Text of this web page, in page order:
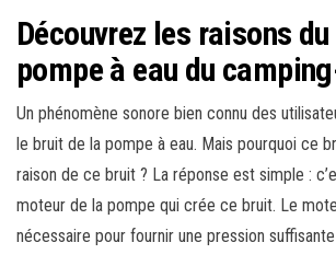
Découvrez les raisons
pompe à eau du
Un phénomène sonore bien connu des
le bruit de la pompe à eau. Mais pourquoi ce
raison de ce bruit ? La réponse est simple :
moteur de la pompe qui crée ce bruit. Le
nécessaire pour fournir une pression